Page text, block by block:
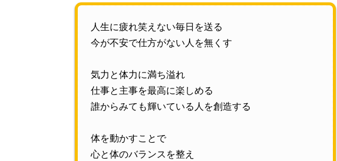
人生に疲れ笑えない毎日を送る
今が不安で仕方がない人を無くす
気力と体力に満ち溢れ
仕事と主事を最高に楽しめる
誰からみても輝いている人を創造する
体を動かすことで
心と体のバランスを整え